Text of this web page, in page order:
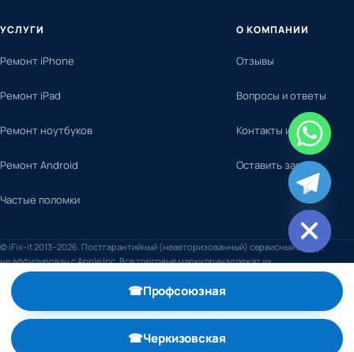
УСЛУГИ
Ремонт iPhone
Ремонт iPad
Ремонт ноутбуков
Ремонт Android
Частые поломки
О КОМПАНИИ
Отзывы
Вопросы и ответы
Контакты и адреса
Оставить заявку
© iFix-it 2013–2026. Постгарантийный (неавторизованный) сервисный центр,
не аффилирован с Apple Inc. Все торговые марки принадлежат их
правообладателям.
☎Профсоюзная
, телефон +7 (495) 798-59-52
☎Черкизовская
, телефон +7 (495) 789-74-29
Hide
chaty